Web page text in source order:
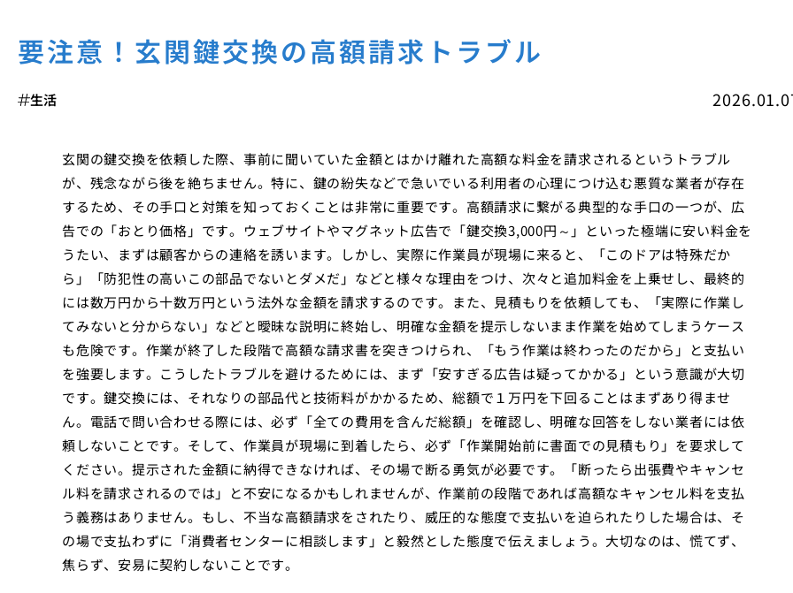
要注意！玄関鍵交換の高額請求トラブル
生活
玄関の鍵交換を依頼した際、事前に聞いていた金額とはかけ離れた高額な料金を請求されるというトラブル
が、残念ながら後を絶ちません。特に、鍵の紛失などで急いでいる利用者の心理につけ込む悪質な業者が存在
するため、その手口と対策を知っておくことは非常に重要です。高額請求に繋がる典型的な手口の一つが、広
告での「おとり価格」です。ウェブサイトやマグネット広告で「鍵交換3,000円～」といった極端に安い料金を
うたい、まずは顧客からの連絡を誘います。しかし、実際に作業員が現場に来ると、「このドアは特殊だか
ら」「防犯性の高いこの部品でないとダメだ」などと様々な理由をつけ、次々と追加料金を上乗せし、最終的
には数万円から十数万円という法外な金額を請求するのです。また、見積もりを依頼しても、「実際に作業し
てみないと分からない」などと曖昧な説明に終始し、明確な金額を提示しないまま作業を始めてしまうケース
も危険です。作業が終了した段階で高額な請求書を突きつけられ、「もう作業は終わったのだから」と支払い
を強要します。こうしたトラブルを避けるためには、まず「安すぎる広告は疑ってかかる」という意識が大切
です。鍵交換には、それなりの部品代と技術料がかかるため、総額で１万円を下回ることはまずあり得ませ
ん。電話で問い合わせる際には、必ず「全ての費用を含んだ総額」を確認し、明確な回答をしない業者には依
頼しないことです。そして、作業員が現場に到着したら、必ず「作業開始前に書面での見積もり」を要求して
ください。提示された金額に納得できなければ、その場で断る勇気が必要です。「断ったら出張費やキャンセ
ル料を請求されるのでは」と不安になるかもしれませんが、作業前の段階であれば高額なキャンセル料を支払
う義務はありません。もし、不当な高額請求をされたり、威圧的な態度で支払いを迫られたりした場合は、そ
の場で支払わずに「消費者センターに相談します」と毅然とした態度で伝えましょう。大切なのは、慌てず、
焦らず、安易に契約しないことです。